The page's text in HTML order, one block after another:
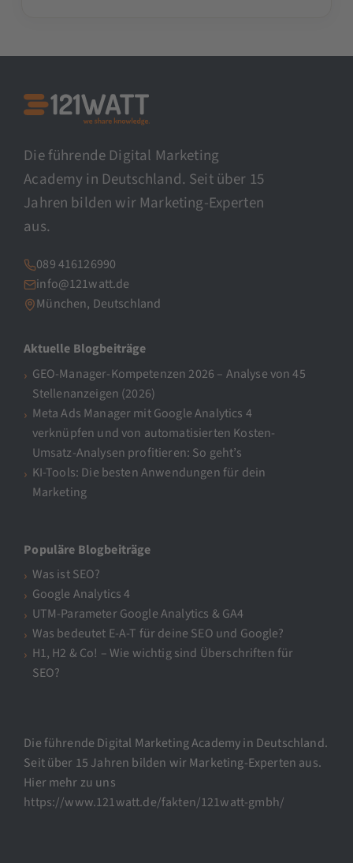
Die führende Digital Marketing
Academy in Deutschland. Seit über 15
Jahren bilden wir Marketing-Experten
aus.
089 416126990
info@121watt.de
München, Deutschland
Aktuelle Blogbeiträge
GEO-Manager-Kompetenzen 2026 – Analyse von 45
Stellenanzeigen (2026)
Meta Ads Manager mit Google Analytics 4
verknüpfen und von automatisierten Kosten-
Umsatz-Analysen profitieren: So geht’s
KI-Tools: Die besten Anwendungen für dein
Marketing
Populäre Blogbeiträge
Was ist SEO?
Google Analytics 4
UTM-Parameter Google Analytics & GA4
Was bedeutet E-A-T für deine SEO und Google?
H1, H2 & Co! – Wie wichtig sind Überschriften für
SEO?
Die führende Digital Marketing Academy in Deutschland.
Seit über 15 Jahren bilden wir Marketing-Experten aus.
Hier mehr zu uns
https://www.121watt.de/fakten/121watt-gmbh/